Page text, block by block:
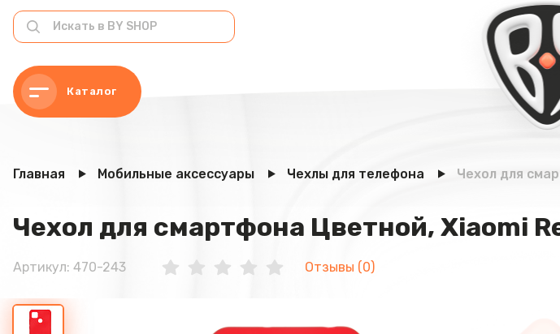
Каталог
Главная Мобильные аксессуары Чехлы для телефона Чехол для
Чехол для смартфона Цветной, Xiaomi
Артикул: 470-243 Отзывы (0)